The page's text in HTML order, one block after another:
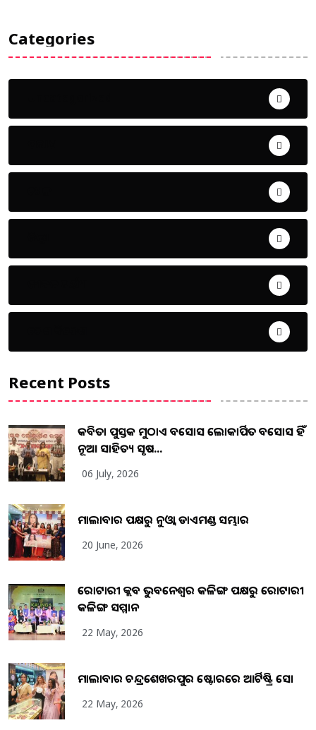
Categories
Recent Posts
କବିତା ପୁସ୍ତକ ମୁଠାଏ ଅବସୋସ ଲୋକାର୍ପିତ ଅବସୋସ ହିଁ
ନୂଆ ସାହିତ୍ୟ ସୃଷ...
06 July, 2026
ମାଲାବାର ପକ୍ଷରୁ ନୁଓ୍ବା ଡାଏମଣ୍ଡ ସମ୍ଭାର
20 June, 2026
ରୋଟାରୀ କ୍ଲବ ଭୁବନେଶ୍ୱର କଳିଙ୍ଗ ପକ୍ଷରୁ ରୋଟାରୀ
କଳିଙ୍ଗ ସମ୍ମାନ
22 May, 2026
ମାଲାବାର ଚନ୍ଦ୍ରଶେଖରପୁର ଷ୍ଟୋରରେ ଆର୍ଟିଷ୍ଟ୍ରି ସୋ
22 May, 2026